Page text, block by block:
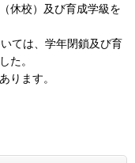
休校）及び育成学級を
ては、学年閉鎖及び育
た。
ります。